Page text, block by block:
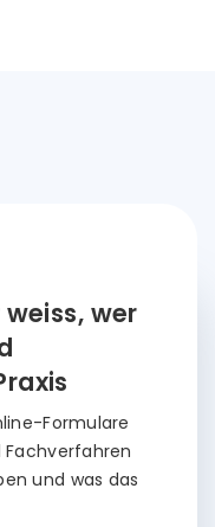
wer
Formulare
und was das